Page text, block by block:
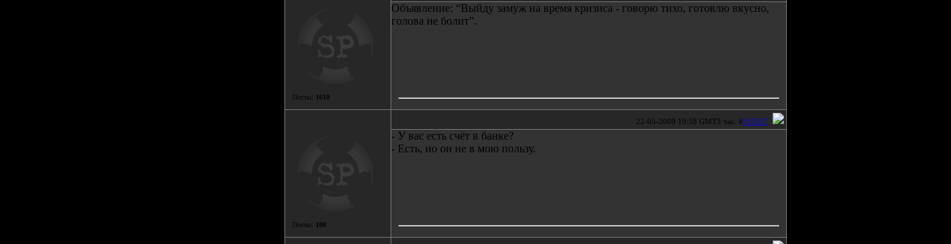
Посты: 1610
Объявление: “Выйду замуж на время кризиса - говорю тихо, готовлю вкусно,
голова не болит”.
Посты: 100
22-05-2009 19:58 GMT3 час. #910557
- У вас есть счёт в банке?
- Есть, но он не в мою пользу.